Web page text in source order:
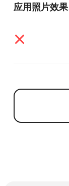
应用照片效